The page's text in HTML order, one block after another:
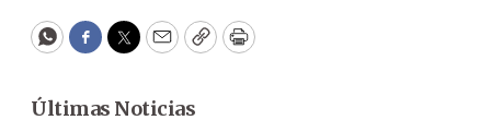
WhatsApp
Facebook
Twitter
EmailCopyPrint
Últimas Noticias